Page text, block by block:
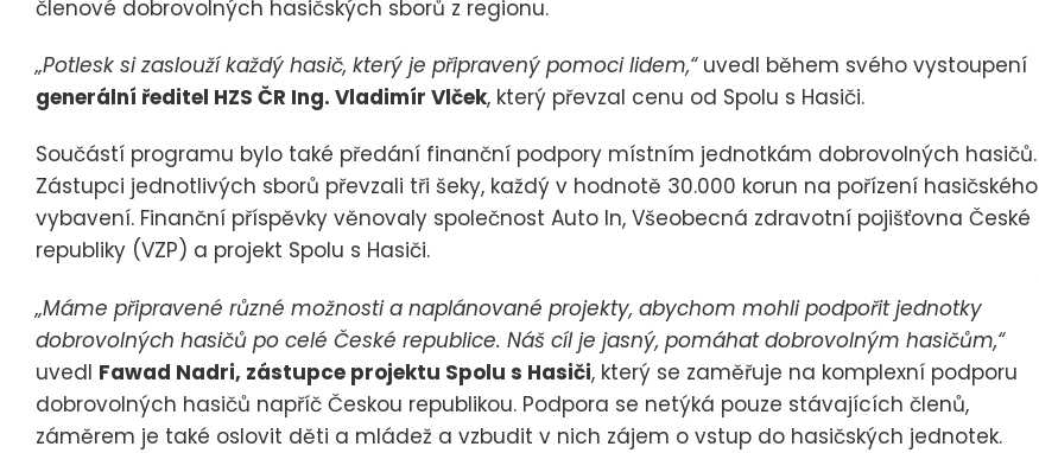
členové dobrovolných hasičských sborů z regionu.
„Potlesk si zaslouží každý hasič, který je připravený pomoci lidem,“ uvedl během svého vystoupení
generální ředitel HZS ČR Ing. Vladimír Vlček, který převzal cenu od Spolu s Hasiči.
Součástí programu bylo také předání finanční podpory místním jednotkám dobrovolných hasičů.
Zástupci jednotlivých sborů převzali tři šeky, každý v hodnotě 30.000 korun na pořízení hasičského
vybavení. Finanční příspěvky věnovaly společnost Auto In, Všeobecná zdravotní pojišťovna České
republiky (VZP) a projekt Spolu s Hasiči.
„Máme připravené různé možnosti a naplánované projekty, abychom mohli podpořit jednotky
dobrovolných hasičů po celé České republice. Náš cíl je jasný, pomáhat dobrovolným hasičům,“
uvedl Fawad Nadri, zástupce projektu Spolu s Hasiči, který se zaměřuje na komplexní podporu
dobrovolných hasičů napříč Českou republikou. Podpora se netýká pouze stávajících členů,
záměrem je také oslovit děti a mládež a vzbudit v nich zájem o vstup do hasičských jednotek.